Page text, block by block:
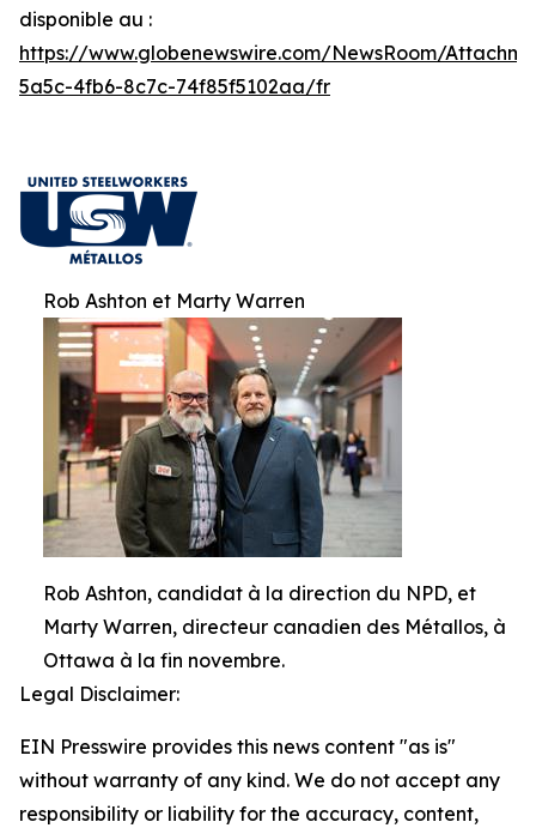
disponible au :
https://www.globenewswire.com/NewsRoom/
5a5c-4fb6-8c7c-74f85f5102aa/fr
Rob Ashton et Marty Warren
Rob Ashton, candidat à la direction du NPD, et
Marty Warren, directeur canadien des Métallos, à
Ottawa à la fin novembre.
Legal Disclaimer:
EIN Presswire provides this news content "as is"
without warranty of any kind. We do not accept any
responsibility or liability for the accuracy, content,